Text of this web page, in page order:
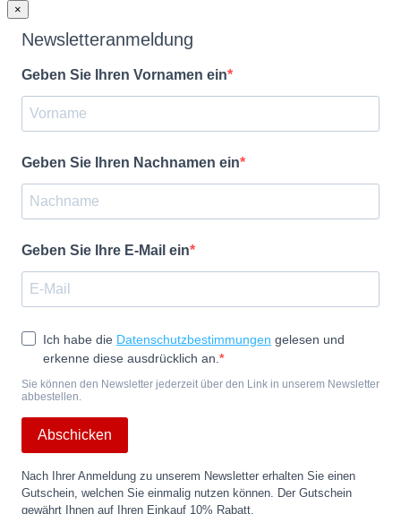
×
Newsletteranmeldung
Geben Sie Ihren Vornamen ein
Geben Sie Ihren Nachnamen ein
Geben Sie Ihre E-Mail ein
Ich habe die Datenschutzbestimmungen gelesen und
erkenne diese ausdrücklich an.
Sie können den Newsletter jederzeit über den Link in unserem Newsletter
abbestellen.
Abschicken
Nach Ihrer Anmeldung zu unserem Newsletter erhalten Sie einen
Gutschein, welchen Sie einmalig nutzen können. Der Gutschein
gewährt Ihnen auf Ihren Einkauf 10% Rabatt.